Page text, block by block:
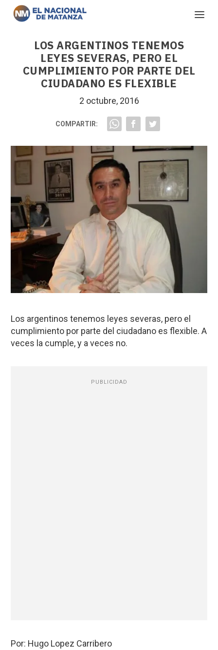
LOS ARGENTINOS TENEMOS
LEYES SEVERAS, PERO EL
CUMPLIMIENTO POR PARTE DEL
CIUDADANO ES FLEXIBLE
2 octubre, 2016
COMPARTIR:
Los argentinos tenemos leyes severas, pero el
cumplimiento por parte del ciudadano es flexible. A
veces la cumple, y a veces no.
PUBLICIDAD
Por: Hugo Lopez Carribero